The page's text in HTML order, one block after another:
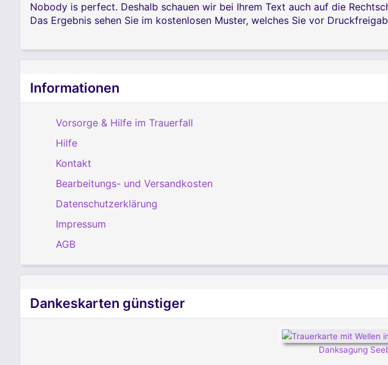
Nobody is perfect. Deshalb schauen wir bei Ihrem Text auch auf die
Das Ergebnis sehen Sie im kostenlosen Muster, welches Sie vor
Informationen
Vorsorge & Hilfe im Trauerfall
Hilfe
Kontakt
Bearbeitungs- und Versandkosten
Datenschutzerklärung
Impressum
AGB
Dankeskarten günstiger
Danksagung